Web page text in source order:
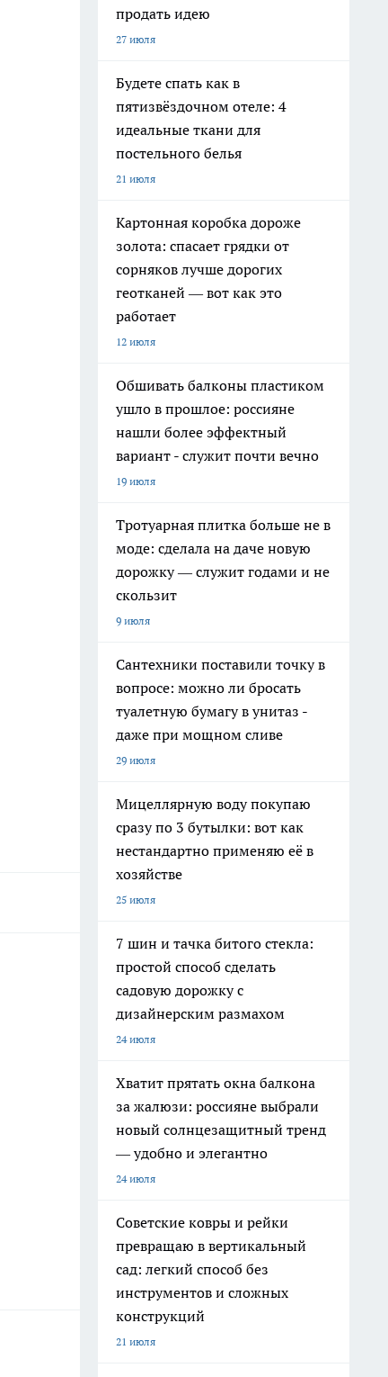
продать идею
27 июля
Будете спать как в
пятизвёздочном отеле: 4
идеальные ткани для
постельного белья
21 июля
Картонная коробка дороже
золота: спасает грядки от
сорняков лучше дорогих
геотканей — вот как это
работает
12 июля
Обшивать балконы пластиком
ушло в прошлое: россияне
нашли более эффектный
вариант - служит почти вечно
19 июля
Тротуарная плитка больше не в
моде: сделала на даче новую
дорожку — служит годами и не
скользит
9 июля
Сантехники поставили точку в
вопросе: можно ли бросать
туалетную бумагу в унитаз -
даже при мощном сливе
29 июля
Мицеллярную воду покупаю
сразу по 3 бутылки: вот как
нестандартно применяю её в
хозяйстве
25 июля
7 шин и тачка битого стекла:
простой способ сделать
садовую дорожку с
дизайнерским размахом
24 июля
Хватит прятать окна балкона
за жалюзи: россияне выбрали
новый солнцезащитный тренд
— удобно и элегантно
24 июля
Советские ковры и рейки
превращаю в вертикальный
сад: легкий способ без
инструментов и сложных
конструкций
21 июля